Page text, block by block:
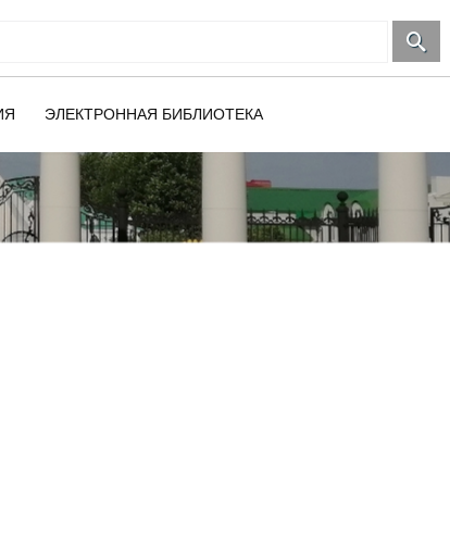
ЭЛЕКТРОННАЯ БИБЛИОТЕКА